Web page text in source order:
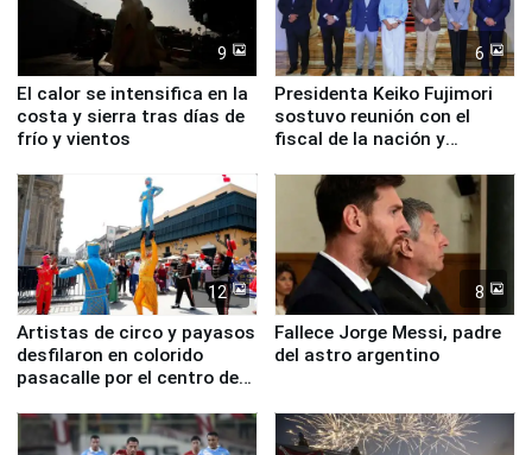
9
El calor se intensifica en la
costa y sierra tras días de
frío y vientos
6
Presidenta Keiko Fujimori
sostuvo reunión con el
fiscal de la nación y
12
Artistas de circo y payasos
desfilaron en colorido
pasacalle por el centro de
8
Fallece Jorge Messi, padre
del astro argentino